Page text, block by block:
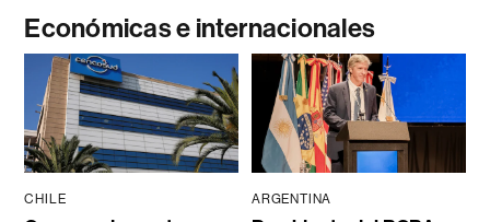
Económicas e internacionales
CHILE ARGENTINA